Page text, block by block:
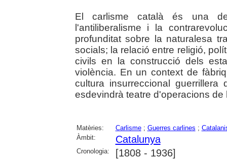
El carlisme català és una
l'antiliberalisme i la
profunditat sobre la naturalesa
socials; la relació entre religió,
civils en la construcció dels
violència. En un context de
cultura insurreccional
esdevindrà teatre d'operacions
Matèries: Carlisme; Guerres carlines ;
Àmbit:
Catalunya
Cronologia: [1808 - 1936]